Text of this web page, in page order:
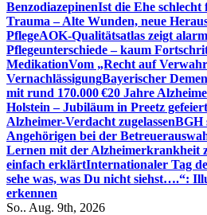
BenzodiazepinenIst die Ehe schlecht
Trauma – Alte Wunden, neue
PflegeAOK-Qualitätsatlas zeigt
Pflegeunterschiede – kaum
MedikationVom „Recht auf
VernachlässigungBayerischer
mit rund 170.000 €20 Jahre
Holstein – Jubiläum in Preetz gefeiert
Alzheimer-Verdacht zugelassenBGH
Angehörigen bei der
Lernen mit der Alzheimerkrankheit
einfach erklärtInternationaler Tag
sehe was, was Du nicht siehst….“:
erkennen
So.. Aug. 9th, 2026